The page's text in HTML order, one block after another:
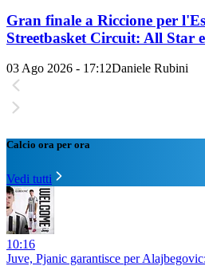
Gran finale a Riccione per
Streetbasket Circuit: All Star
03 Ago 2026 - 17:12Daniele Rubini
Calcio ora per ora
Vedi tutti
10:16
Juve, Pjanic garantisce per